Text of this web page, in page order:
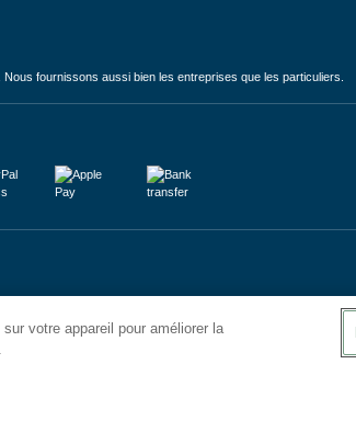
fournissons aussi bien les entreprises que les particuliers.
votre appareil pour améliorer la